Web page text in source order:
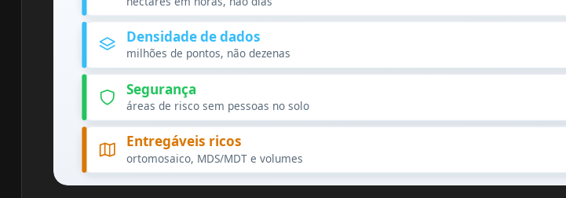
Densidade de dados
milhões de pontos, não dezenas
Segurança
áreas de risco sem pessoas no solo
Entregáveis ricos
ortomosaico, MDS/MDT e volumes